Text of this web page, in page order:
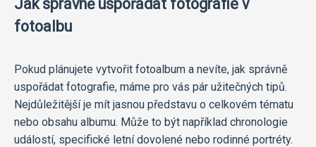
Jak správně uspořádat fotografie v
fotoalbu
Pokud plánujete vytvořit fotoalbum a nevíte, jak správně
uspořádat fotografie, máme pro vás pár užitečných tipů.
Nejdůležitější je mít jasnou představu o celkovém tématu
nebo obsahu albumu. Může to být například chronologie
událostí, specifické letní dovolené nebo rodinné portréty.